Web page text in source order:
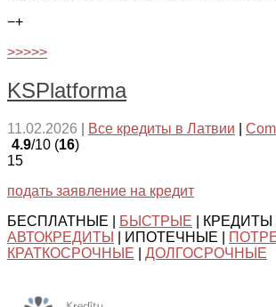
−+
>>>>>
KSPlatforma
11.02.2026 Все кредиты в Латвии
4.9/10 (16)
15
подать заявление на кредит
БЕСПЛАТНЫЕ |
БЫСТРЫЕ | КРЕДИТЫ
АВТОКРЕДИТЫ
| ИПОТЕЧНЫЕ |
КРАТКОСРОЧНЫЕ
ДОЛГОСРОЧНЫЕ